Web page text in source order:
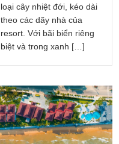
loại cây nhiệt đới, kéo dài
theo các dãy nhà của
resort. Với bãi biển riêng
biệt và trong xanh […]